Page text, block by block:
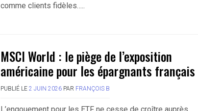
comme clients fidèles…..
MSCI World : le piège de l’exposition
américaine pour les épargnants français
PUBLIÉ LE 2 JUIN 2026 PAR FRANÇOIS B